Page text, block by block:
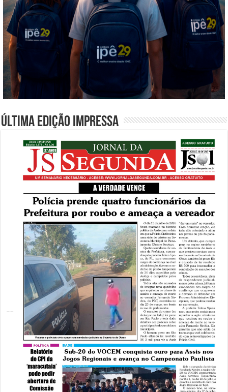
Última edição impressa